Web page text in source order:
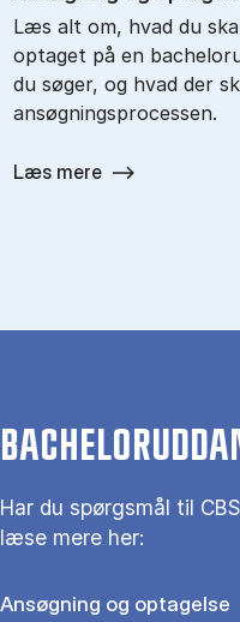
Læs alt om, hvad du
optaget på en
du søger, og hvad der
ansøgningsprocessen.
Læs mere
Har du spørgsmål til
læse mere her:
Ansøgning og optagelse